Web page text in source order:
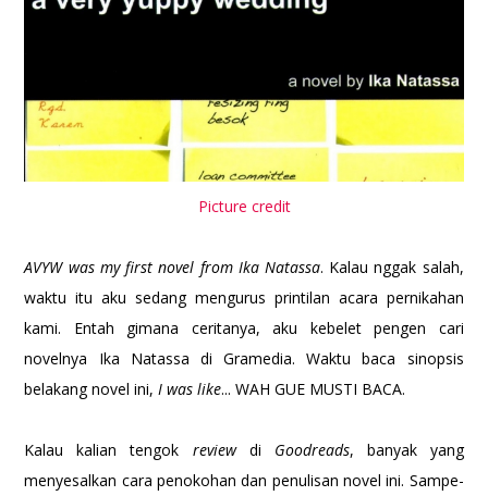
Picture credit
AVYW was my first novel from Ika Natassa. Kalau nggak salah,
waktu itu aku sedang mengurus printilan acara pernikahan
kami. Entah gimana ceritanya, aku kebelet pengen cari
novelnya Ika Natassa di Gramedia. Waktu baca sinopsis
belakang novel ini,I was like... WAH GUE MUSTI BACA.
Kalau kalian tengok review di Goodreads, banyak yang
menyesalkan cara penokohan dan penulisan novel ini. Sampe-